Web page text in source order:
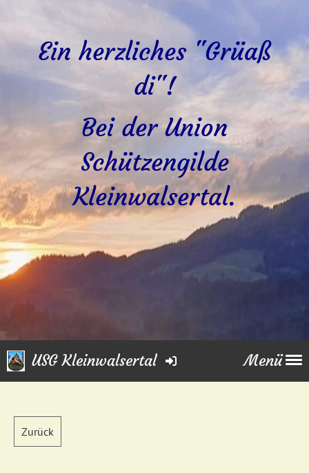
Ein herzliches "Grüaß
di"!
Bei der Union
Schützengilde
Kleinwalsertal.
Menü
USG Kleinwalsertal
Zurück